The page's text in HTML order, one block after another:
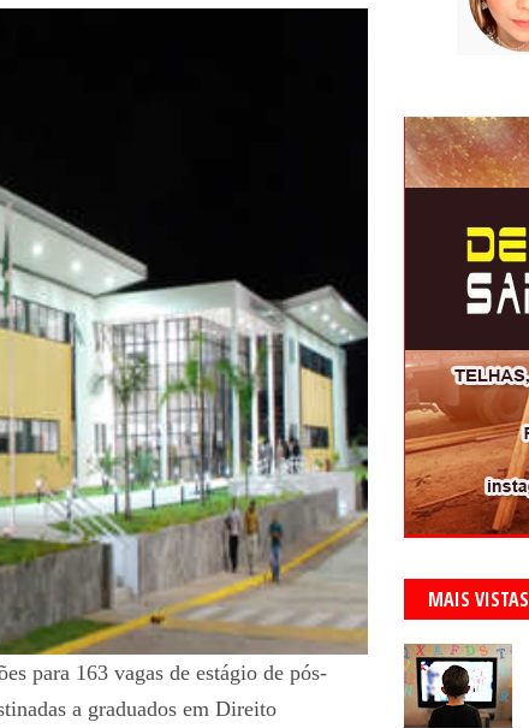
para 163 vagas de estágio de pós-
a graduados em Direito
MAIS VISTAS